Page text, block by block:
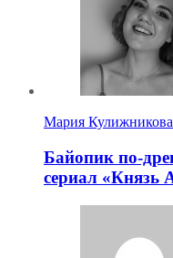
Мария Кулижникова
Байопик по-
сериал «Князь